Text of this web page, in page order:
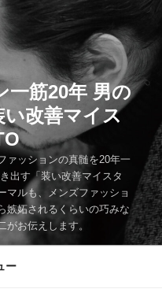
一筋20年 男の
い改善マイス
ァッションの真髄を20年一
出す「装い改善マイスタ
マルも、メンズファッショ
嫉妬されるくらいの巧みな
がお伝えします。
ー